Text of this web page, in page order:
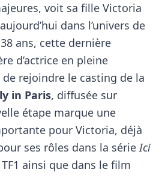
voit sa fille Victoria
dans l’univers de
ans, cette dernière
d’actrice en pleine
rejoindre le casting de la
in Paris, diffusée sur
étape marque une
pour Victoria, déjà
ses rôles dans la sérieIci
ainsi que dans le film